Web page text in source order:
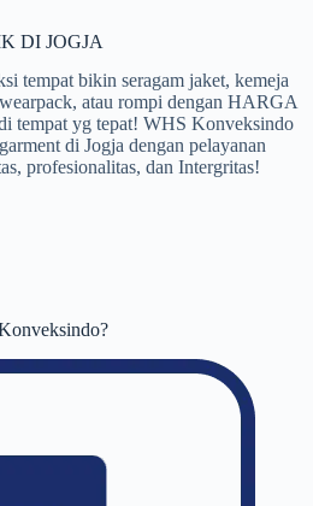
DI JOGJA
tempat bikin seragam jaket, kemeja
atau rompi dengan HARGA
tempat yg tepat! WHS Konveksindo
di Jogja dengan pelayanan
profesionalitas, dan Intergritas!